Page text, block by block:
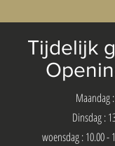
Tijdelijk
Maandag
Dinsdag :
woensdag :10.00 -